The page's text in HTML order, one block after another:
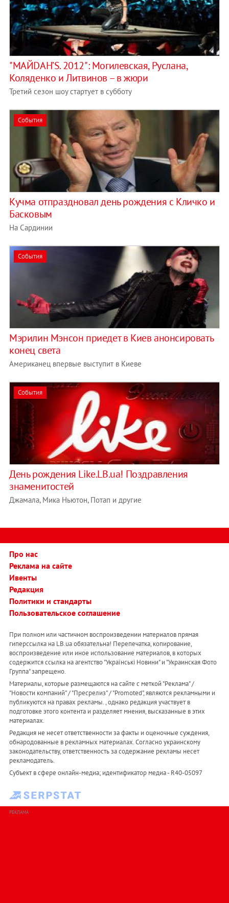
"МАЙDАН’S. 2012": Могилевская, Руслана,
Коляденко и Литвинов – в жюри
Третий сезон шоу стартует в субботу
События
Кучма отпраздновал день рождения с Кличко и
Басковым
На Сардинии
События
Мэрилин Мэнсон приедет в Киев анонсировать
конец света
Американец впервые выступит в Киеве
События
День рождения Like.LB.ua! Поздравления
знаменитостей
Джамала, Мика Ньютон, Потап и другие
Про нас
Реклама на сайте
Ивенты
Редакция
Политики и стандарты
Пользовательское соглашение
При полном или частичном воспроизведении материалов прямая
гиперссылка на LB.ua обязательна! Перепечатка, копирование,
воспроизведение или иное использование материалов, в которых
содержится ссылка на агентство "Українськi Новини" и "Украинская Фото
Группа" запрещено.
Материалы, которые размещаются на сайте с меткой "Реклама" /
"Новости компаний" / "Пресрелиз" / "Promoted", являются рекламными и
публикуются на правах рекламы. , однако редакция участвует в
подготовке этого контента и разделяет мнения, высказанные в этих
материалах.
Редакция не несет ответственности за факты и оценочные суждения,
обнародованные в рекламных материалах. Согласно украинскому
законодательству, ответственность за содержание рекламы несет
рекламодатель.
Субъект в сфере онлайн-медиа; идентификатор медиа - R40-05097
РЕКЛАМА